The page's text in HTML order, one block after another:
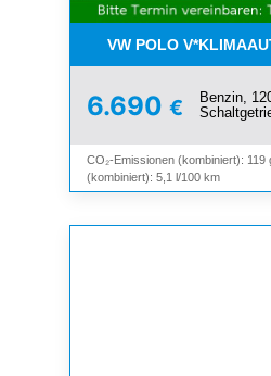
VW POLO
6.690 €
Benzin,
CO₂-Emissionen (kombiniert):
(kombiniert): 5,1 l/100 km